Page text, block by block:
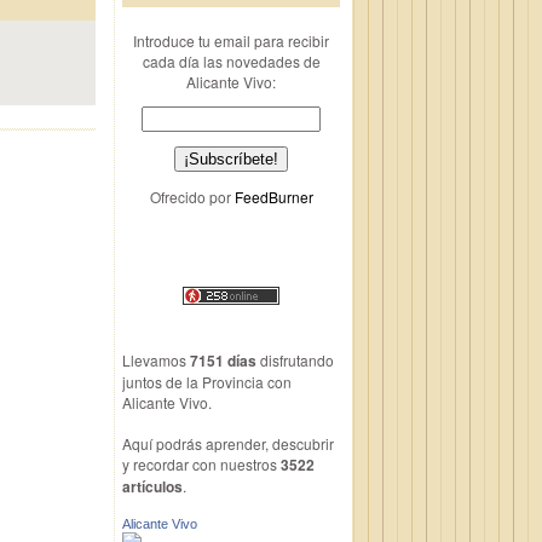
Introduce tu email para recibir
cada día las novedades de
Alicante Vivo:
Ofrecido por FeedBurner
Llevamos7151 días disfrutando
juntos de la Provincia con
Alicante Vivo.
Aquí podrás aprender, descubrir
y recordar con nuestros3522
artículos.
Alicante Vivo